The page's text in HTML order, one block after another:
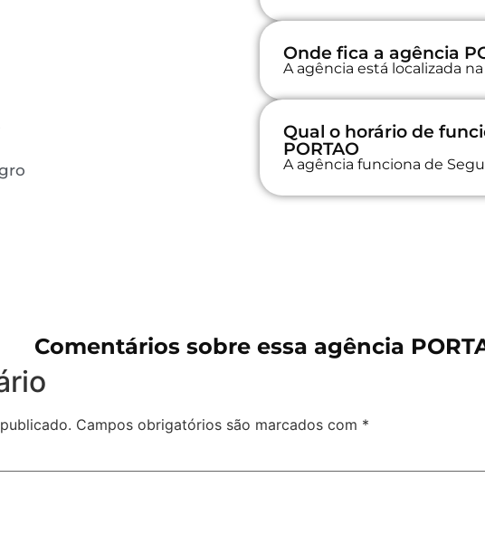
Onde fica a agência
A agência está localizada
Qual o horário de
PORTAO
A agência funciona de
Comentários sobre essa agência
Campos obrigatórios são marcados com *